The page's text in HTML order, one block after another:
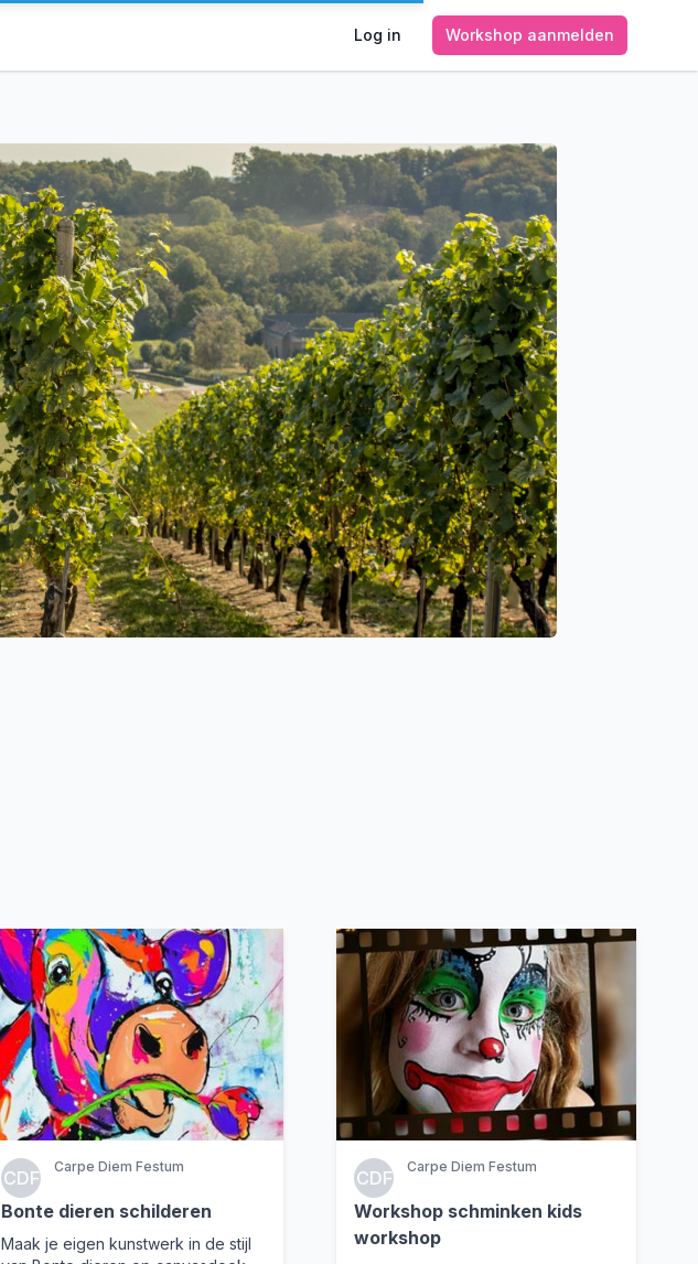
Log in Workshop aanmelden
CDF
Carpe Diem Festum
Bonte dieren schilderen
Maak je eigen kunstwerk in de stijl
CDF
Carpe Diem Festum
Workshop schminken kids
workshop